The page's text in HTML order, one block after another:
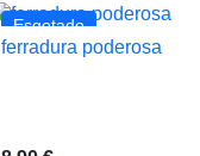
Esgotado
 Vista rápida
ferradura poderosa